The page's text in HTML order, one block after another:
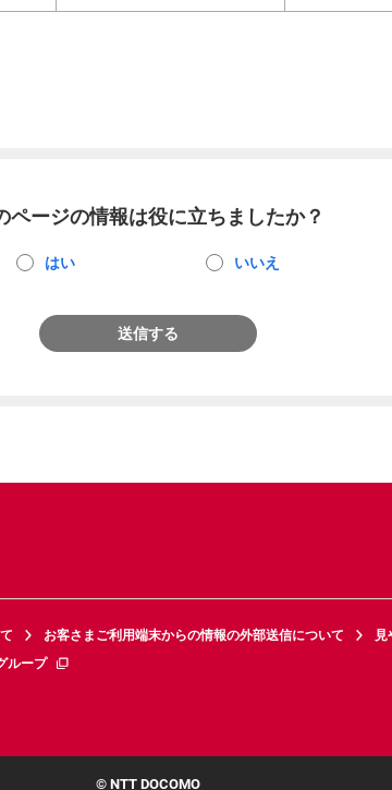
ページの情報は役に立ちましたか？
はい いいえ
送信する
お客さまご利用端末からの情報の外部送信について
見
ループ
© NTT DOCOMO